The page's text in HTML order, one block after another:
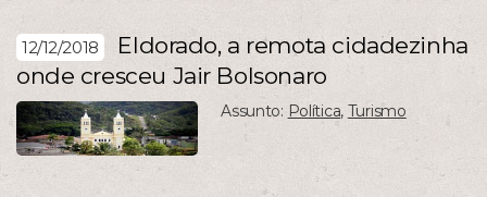
12/12/2018
Eldorado, a remota cidadezinha
onde cresceu Jair Bolsonaro
Assunto: Política, Turismo